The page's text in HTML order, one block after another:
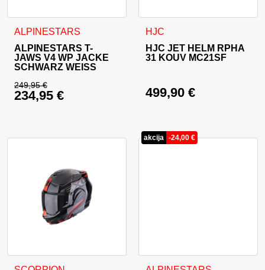
ALPINESTARS
ALPINESTARS T-
JAWS V4 WP JACKE
SCHWARZ WEISS
249,95€
Ursprünglicher Preis war: 249,95 €
234,95 €
Dieses Produkt weist mehrere Varianten auf. Die Optionen
HJC
HJC JET HELM RPHA
31 KOUV MC21SF
499,90 €
Dieses Produkt weist
akcija -24,00 €